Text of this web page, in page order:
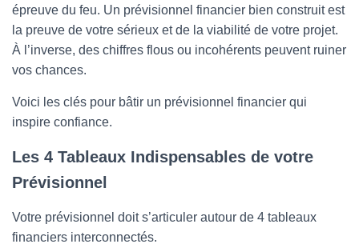
épreuve du feu. Un prévisionnel financier bien construit est
la preuve de votre sérieux et de la viabilité de votre projet.
À l’inverse, des chiffres flous ou incohérents peuvent ruiner
vos chances.
Voici les clés pour bâtir un prévisionnel financier qui
inspire confiance.
Les 4 Tableaux Indispensables de votre
Prévisionnel
Votre prévisionnel doit s’articuler autour de 4 tableaux
financiers interconnectés.